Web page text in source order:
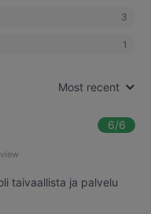
3
1
Most recent
6/6
taivaallista ja palvelu